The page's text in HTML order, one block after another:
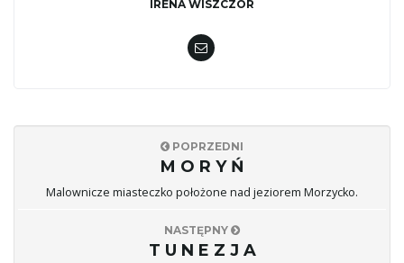
IRENA WISZCZOR
POPRZEDNI
M O R Y Ń
Malownicze miasteczko położone nad jeziorem Morzycko.
NASTĘPNY
T U N E Z J A